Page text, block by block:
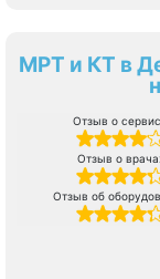
МРТ и КТ в
Отзыв о
Отзыв о
Отзыв об